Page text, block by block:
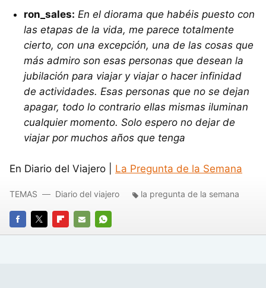
ron_sales: En el diorama que habéis puesto con
las etapas de la vida, me parece totalmente
cierto, con una excepción, una de las cosas que
más admiro son esas personas que desean la
jubilación para viajar y viajar o hacer infinidad
de actividades. Esas personas que no se dejan
apagar, todo lo contrario ellas mismas iluminan
cualquier momento. Solo espero no dejar de
viajar por muchos años que tenga
En Diario del Viajero | La Pregunta de la Semana
FACEBOOK
TWITTERFLIPBOARD
E-
WHATSAPP
TEMAS Diario del viajero la pregunta de la semana